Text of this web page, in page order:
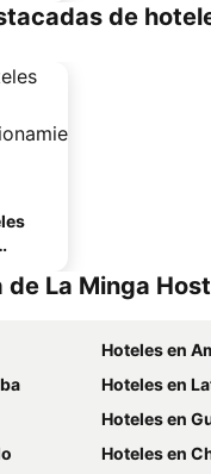
de
La Minga
Hoteles en
Hoteles en
Hoteles en
Hoteles en